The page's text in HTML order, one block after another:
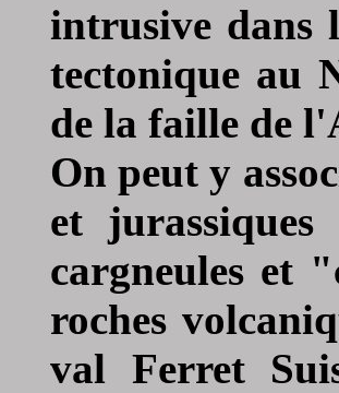
intrusive dans
tectonique au
de la faille de
On peut y
et
cargneules et
roches
val Ferret